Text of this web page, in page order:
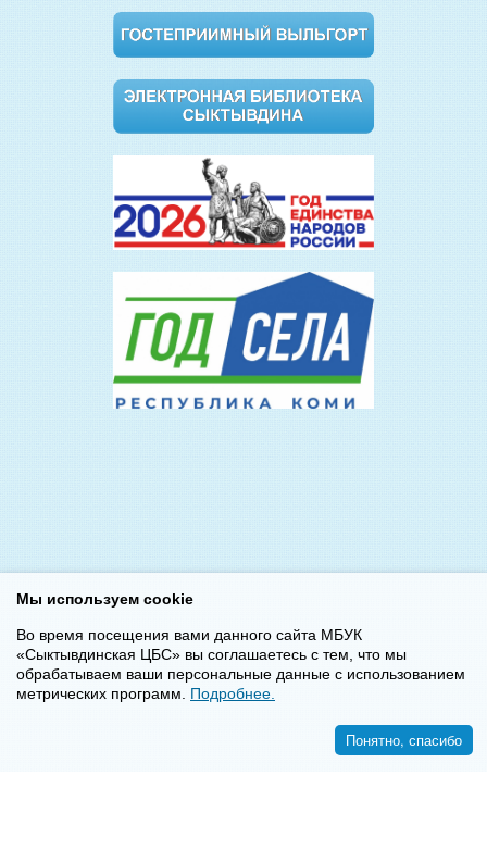
Мы используем cookie
Во время посещения вами данного сайта МБУК
«Сыктывдинская ЦБС» вы соглашаетесь с тем, что мы
обрабатываем ваши персональные данные с использованием
метрических программ. Подробнее.
Понятно, спасибо